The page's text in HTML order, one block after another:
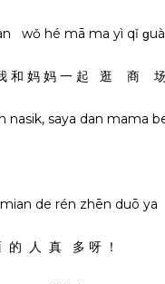
wǒ hé mā ma yì qǐ
和 妈 妈 一 起 逛 商 场
saya dan mama
de rén zhēn duō ya
人 真 多 呀 ！